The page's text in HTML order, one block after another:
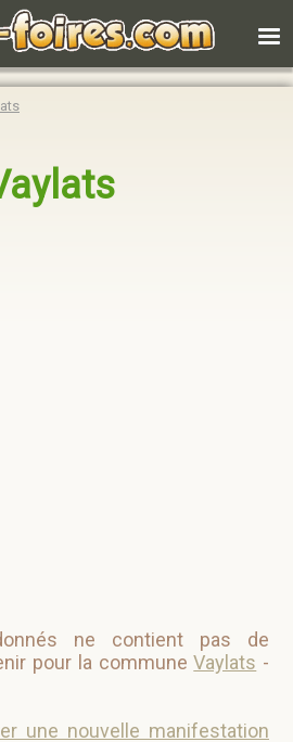
ne contient pas de
pour la communeVaylats -
une nouvelle manifestation